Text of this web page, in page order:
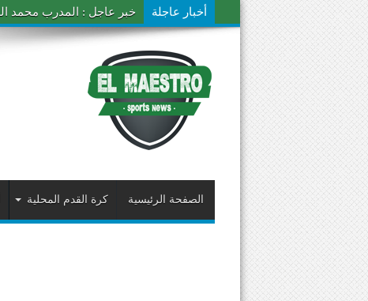
أخبار عاجلة خبر عاجل : المدرب محمد
الصفحة الرئيسية كرة القدم المحلية